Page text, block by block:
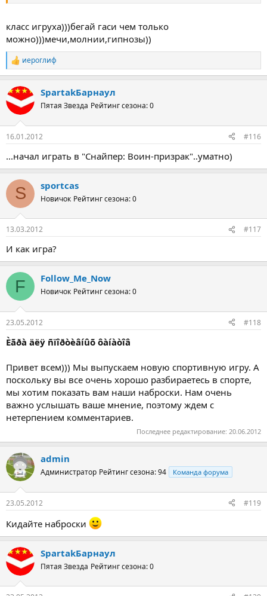
класс игруха)))бегай гаси чем только
можно)))мечи,молнии,гипнозы))
Р
е
к
ц
и
иероглиф
SpartakБарнаул
Пятая Звезда Рейтинг сезона: 0
16.01.2012 #116
...начал играть в "Снайпер: Воин-призрак"..уматно)
S sportcas
Новичок Рейтинг сезона: 0
13.03.2012 #117
И как игра?
F Follow_Me_Now
Новичок Рейтинг сезона: 0
23.05.2012 #118
Èãðà äëÿ ñïîðòèâíûõ ôàíàòîâ
Привет всем))) Мы выпускаем новую спортивную игру. А
поскольку вы все очень хорошо разбираетесь в спорте,
мы хотим показать вам наши наброски. Нам очень
важно услышать ваше мнение, поэтому ждем с
нетерпением комментариев.
Последнее редактирование: 20.06.2012
admin
Администратор Рейтинг сезона: 94 Команда форума
23.05.2012 #119
Кидайте наброски
SpartakБарнаул
Пятая Звезда Рейтинг сезона: 0